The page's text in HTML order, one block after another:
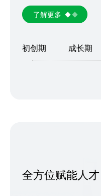
了解更多
初创期 成长期
全方位赋能人才